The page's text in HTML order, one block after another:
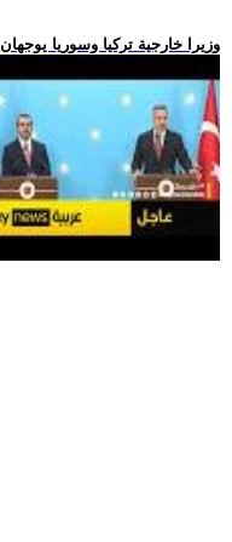
.. وزيرا خارجية تركيا وسوريا